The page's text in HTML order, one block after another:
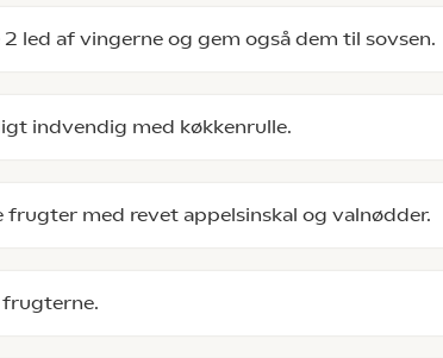
led af vingerne og gem også dem til sovsen.
indvendig med køkkenrulle.
frugter med revet appelsinskal og valnødder.
frugterne.